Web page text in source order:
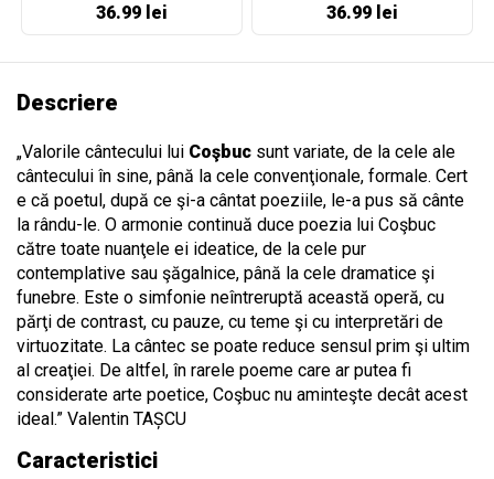
36.99 lei 36.99 lei
Descriere
„Valorile cântecului lui Coşbuc sunt variate, de la cele ale
cântecului în sine, până la cele convenţionale, formale. Cert
e că poetul, după ce şi-a cântat poeziile, le-a pus să cânte
la rându-le. O armonie continuă duce poezia lui Coşbuc
către toate nuanţele ei ideatice, de la cele pur
contemplative sau şăgalnice, până la cele dramatice şi
funebre. Este o simfonie neîntreruptă această operă, cu
părţi de contrast, cu pauze, cu teme şi cu interpretări de
virtuozitate. La cântec se poate reduce sensul prim şi ultim
al creaţiei. De altfel, în rarele poeme care ar putea fi
considerate arte poetice, Coşbuc nu aminteşte decât acest
ideal.” Valentin TAȘCU
Caracteristici